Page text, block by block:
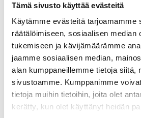
Tämä sivusto käyttää evästeitä
Käytämme evästeitä tarjoamamme
räätälöimiseen, sosiaalisen median
tukemiseen ja kävijämäärämme
jaamme sosiaalisen median,
alan kumppaneillemme tietoja siitä,
sivustoamme. Kumppanimme
tietoja muihin tietoihin, joita olet
kerätty, kun olet käyttänyt heidän
OE: 30681723, 30683555, 30714410
Teknisk specifikation
Längd
395
Yttergänga
Innergänga